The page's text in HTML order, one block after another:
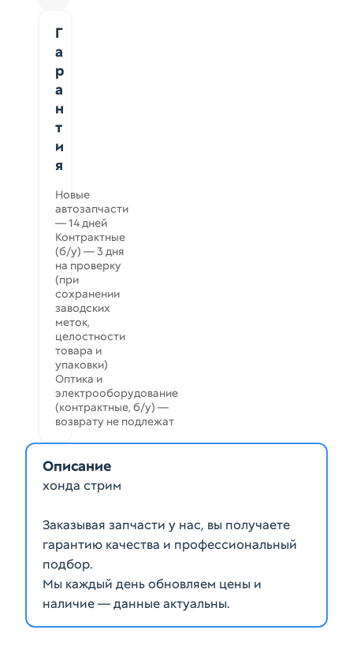
Г
а
р
а
н
т
и
я
Новые
автозапчасти
— 14 дней
Контрактные
(б/у) — 3 дня
на проверку
(при
сохранении
заводских
меток,
целостности
товара и
упаковки)
Оптика и
электрооборудование
(контрактные, б/у) —
возврату не подлежат
Описание
хонда стрим
Заказывая запчасти у нас, вы получаете
гарантию качества и профессиональный
подбор.
Мы каждый день обновляем цены и
наличие — данные актуальны.